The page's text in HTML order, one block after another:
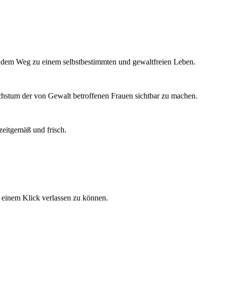
Weg zu einem selbstbestimmten und gewaltfreien Leben.
der von Gewalt betroffenen Frauen sichtbar zu machen.
und frisch.
Klick verlassen zu können.